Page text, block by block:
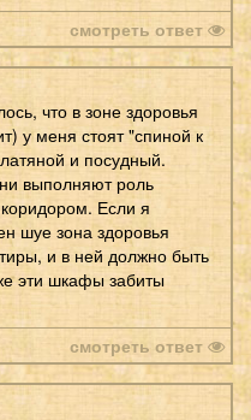
смотреть ответ
что в зоне здоровья
у меня стоят "спиной к
и посудный.
выполняют роль
Если я
шуе зона здоровья
и в ней должно быть
эти шкафы забиты
смотреть ответ